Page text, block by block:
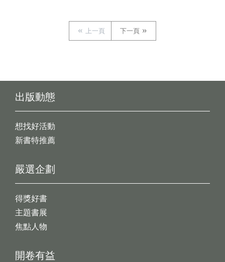
上一頁 下一頁
出版動態
想找好活動
新書特推薦
開卷有益
嚴選企劃
得獎好書
主題書展
焦點人物